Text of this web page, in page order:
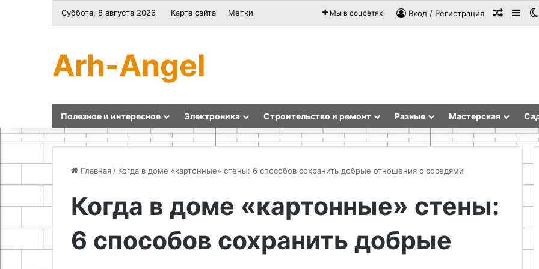
Суббота, 8 августа 2026 Карта сайта Метки Мы в соцсетях Вход / Регистрация
Arh-Angel
Полезное и интересное Электроника Строительство и ремонт Разные Мастерская
Главная / Когда в доме «картонные» стены: 6 способов сохранить добрые отношения с соседями
Когда в доме «картонные» стены:
6 способов сохранить добрые
Диагностика
и
дефектов
Как
сделать
органайзер
для
косметики